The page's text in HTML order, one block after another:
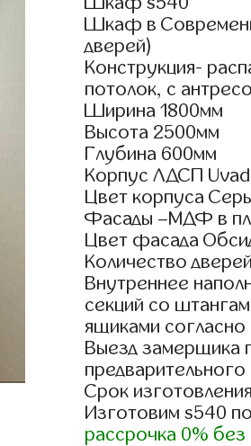
Шкаф в
дверей)
Конструкция-
потолок, с
Ширина 1800мм
Высота 2500мм
Глубина 600мм
Корпус ЛДСП
Цвет корпуса
Фасады –МДФ в
Цвет фасада
Количество
Внутреннее
секций со
ящиками согласно
Выезд замерщика
Срок
Изготовим s540
рассрочка 0% без